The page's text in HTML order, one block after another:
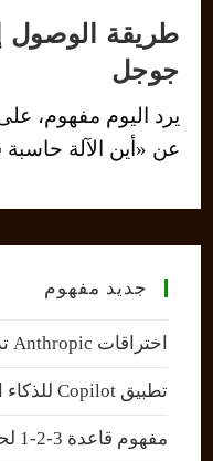
طريقة الوصول
جوجل
يرد اليوم مفهوم،
عن «أين الآلة
جديد مفهوم
اختراقات Anthropic تدهش العالم
تطبيق Copilot للذكاء الاصطناعي من مايكروسوفت
مفهوم قاعدة 3-2-1 لحفظ البيانات